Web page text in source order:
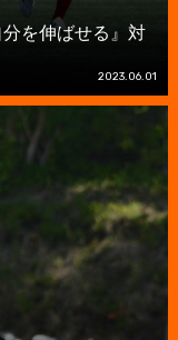
を伸ばせる』対
2023.06.01